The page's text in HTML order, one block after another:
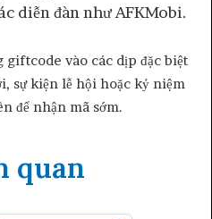
diễn đàn như AFKMobi.
vào các dịp đặc biệt
sự kiện lễ hội hoặc kỷ niệm
để nhận mã sớm.
quan